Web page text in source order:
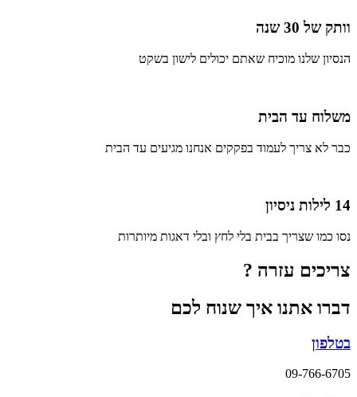
וותק של 30 שנה
הנסיון שלנו מוכיח שאתם יכולים לישון בשקט
משלוח עד הבית
כבר לא צריך לעמוד בפקקים אנחנו מגיעים עד הבית
14 לילות ניסיון
נסו כמו שצריך בבית בלי לחץ ובלי דאגות מיותרות
צריכים עזרה ?
דברו אתנו איך שנוח לכם
בטלפון
09-766-6705